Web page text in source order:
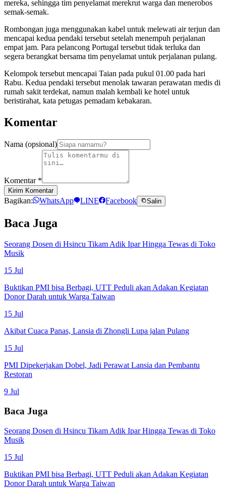
mereka, sehingga tim penyelamat merekrut warga dan menerobos
semak-semak.
Rombongan juga menggunakan kabel untuk melewati air terjun dan
mencapai kedua pendaki tersebut setelah menempuh perjalanan
empat jam. Para pelancong Portugal tersebut tidak terluka dan
segera berangkat bersama tim penyelamat untuk perjalanan pulang.
Kelompok tersebut mencapai Taian pada pukul 01.00 pada hari
Rabu. Kedua pendaki tersebut menolak tawaran perawatan medis di
rumah sakit terdekat, namun malah kembali ke hotel untuk
beristirahat, kata petugas pemadam kebakaran.
Komentar
Nama (opsional)
Komentar *
Kirim Komentar
Bagikan: WhatsApp LINE Facebook Salin
Baca Juga
Seorang Dosen di Hsincu Tikam Adik Ipar Hingga Tewas di Toko
Musik
15 Jul
Buktikan PMI bisa Berbagi, UTT Peduli akan Adakan Kegiatan
Donor Darah untuk Warga Taiwan
15 Jul
Akibat Cuaca Panas, Lansia di Zhongli Lupa jalan Pulang
15 Jul
PMI Dipekerjakan Dobel, Jadi Perawat Lansia dan Pembantu
Restoran
9 Jul
Baca Juga
Seorang Dosen di Hsincu Tikam Adik Ipar Hingga Tewas di Toko
Musik
15 Jul
Buktikan PMI bisa Berbagi, UTT Peduli akan Adakan Kegiatan
Donor Darah untuk Warga Taiwan